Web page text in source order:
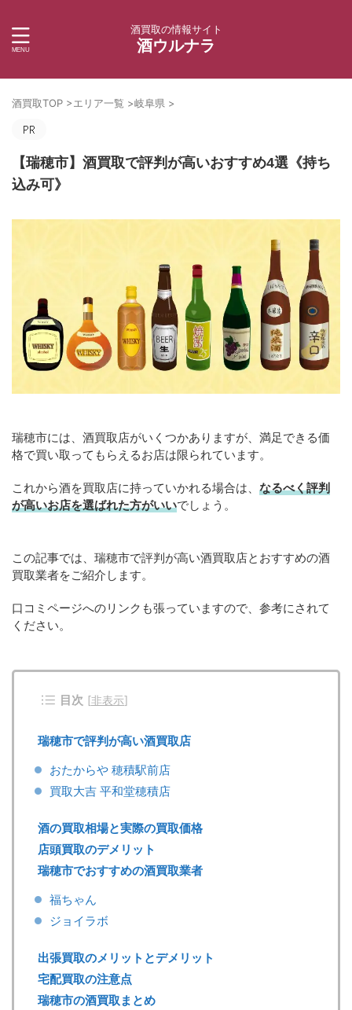
酒買取の情報サイト
酒ウルナラ
酒買取TOP >エリア一覧 >岐阜県 >
【瑞穂市】酒買取で評判が高いおすすめ4選《持ち
込み可》
瑞穂市には、酒買取店がいくつかありますが、満足できる価
格で買い取ってもらえるお店は限られています。
これから酒を買取店に持っていかれる場合は、 なるべく評判
が高いお店を選ばれた方がいいでしょう。
この記事では、瑞穂市で評判が高い酒買取店とおすすめの酒
買取業者をご紹介します。
口コミページへのリンクも張っていますので、参考にされて
ください。
目次 [非表示]
瑞穂市で評判が高い酒買取店
おたからや 穂積駅前店
買取大吉 平和堂穂積店
酒の買取相場と実際の買取価格
店頭買取のデメリット
瑞穂市でおすすめの酒買取業者
福ちゃん
ジョイラボ
出張買取のメリットとデメリット
宅配買取の注意点
瑞穂市の酒買取まとめ